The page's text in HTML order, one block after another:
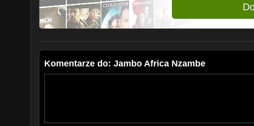
Komentarze do: Jambo Africa Nzambe